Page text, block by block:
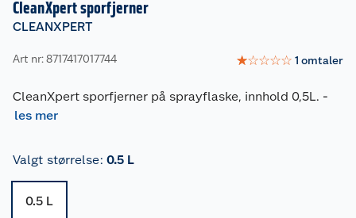
CleanXpert sporfjerner
CLEANXPERT
Art nr: 8717417017744 ☆☆☆☆☆ 1 omtaler
CleanXpert sporfjerner på sprayflaske, innhold 0,5L. -
les mer
Valgt størrelse: 0.5 L
0.5 L